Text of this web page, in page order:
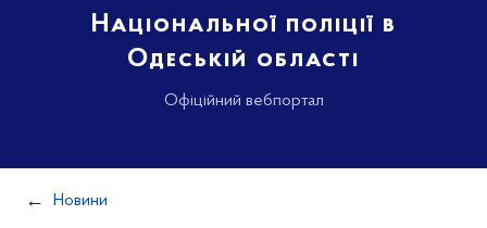
Національної поліції в
Одеській області
Офіційний вебпортал
Новини